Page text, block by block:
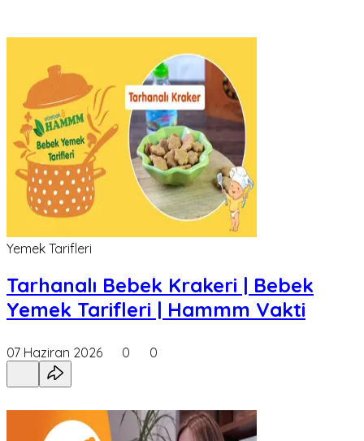
Yemek Tarifleri
Tarhanalı Bebek Krakeri | Bebek
Yemek Tarifleri | Hammm Vakti
07 Haziran 2026 0 0